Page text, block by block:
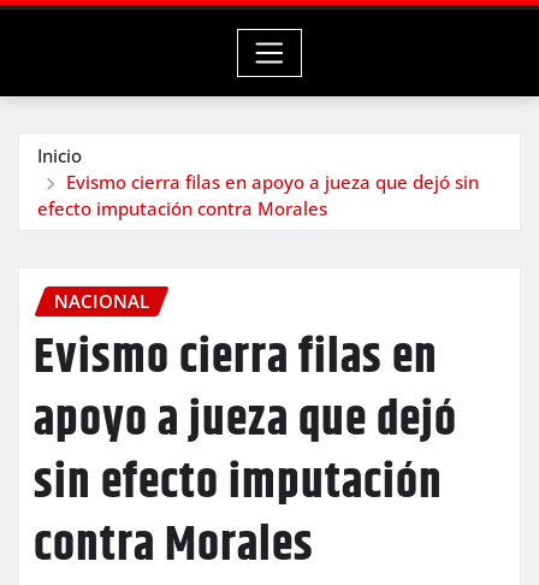
Inicio
Evismo cierra filas en apoyo a jueza que dejó sin
efecto imputación contra Morales
NACIONAL
Evismo cierra filas en
apoyo a jueza que dejó
sin efecto imputación
contra Morales